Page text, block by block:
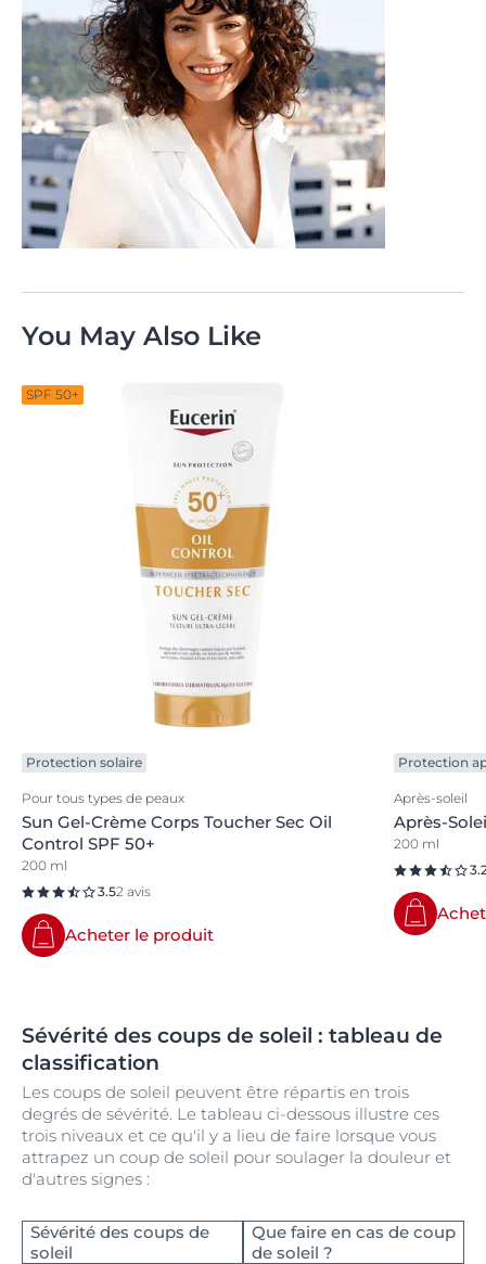
You May Also Like
SPF 50+
Protection solaire
Pour tous types de peaux
Sun Gel-Crème Corps Toucher Sec Oil
Control SPF 50+
200 ml
3.52 avis
Acheter le produit
Protection
Après-soleil
Après-
200 ml
Sévérité des coups de soleil : tableau de
classification
Les coups de soleil peuvent être répartis en trois
degrés de sévérité. Le tableau ci-dessous illustre ces
trois niveaux et ce qu'il y a lieu de faire lorsque vous
attrapez un coup de soleil pour soulager la douleur et
d'autres signes :
Sévérité des coups de
soleil
Que faire en cas de coup
de soleil ?